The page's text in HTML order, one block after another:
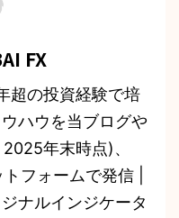
FX
超の投資経験で培
ハウを当ブログや
年末時点)、
フォームで発信 |
ナルインジケータ